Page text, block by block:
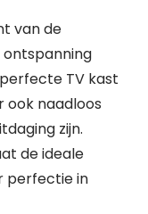
van de
ontspanning
TV kast
ook naadloos
zijn.
de ideale
perfectie in